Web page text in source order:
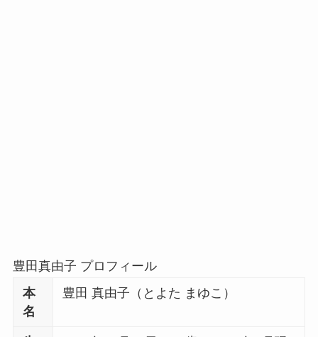
豊田真由子 プロフィール
本
名
豊田 真由子（とよた まゆこ）